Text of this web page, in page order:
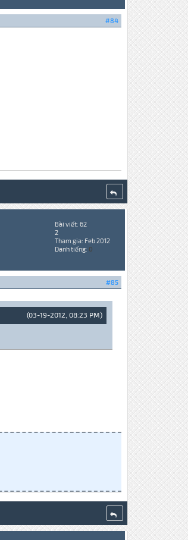
#84
Bài viết: 62
2
Tham gia: Feb 2012
Danh tiếng: 0
#85
(03-19-2012, 08:23 PM)